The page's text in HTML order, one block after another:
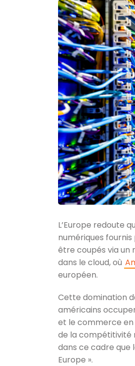
L’Europe redoute
numériques
être coupés via un
dans le cloud, où
européen.
Cette domination
américains
et le commerce en
de la compétitivité
dans ce cadre que
Europe ».